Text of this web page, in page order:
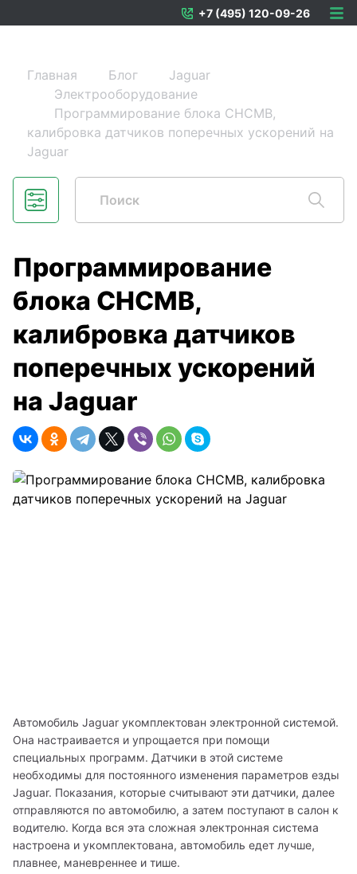
+7 (495) 120-09-26
Главная Блог
Jaguar
Электрооборудование
Программирование блока СНСМВ,
калибровка датчиков поперечных ускорений на
Jaguar
Автомобиль Jaguar укомплектован электронной системой.
Она настраивается и упрощается при помощи
специальных программ. Датчики в этой системе
необходимы для постоянного изменения параметров езды
Jaguar. Показания, которые считывают эти датчики, далее
отправляются по автомобилю, а затем поступают в салон к
водителю. Когда вся эта сложная электронная система
настроена и укомплектована, автомобиль едет лучше,
плавнее, маневреннее и тише.